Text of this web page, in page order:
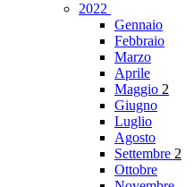
2022
Gennaio
Febbraio
Marzo
Aprile
Maggio 2
Giugno
Luglio
Agosto
Settembre 2
Ottobre